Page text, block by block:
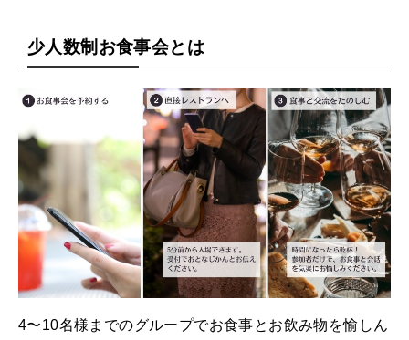
少人数制お食事会とは
4〜10名様までのグループでお食事とお飲み物を愉しん